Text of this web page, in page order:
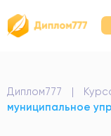
Диплом777 |
муниципальное